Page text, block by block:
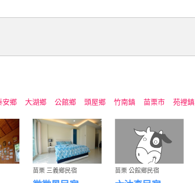
安鄉 大湖鄉 公館鄉 頭屋鄉 竹南鎮 苗栗市 苑裡鎮
苗栗 三義鄉民宿 苗栗 公館鄉民宿